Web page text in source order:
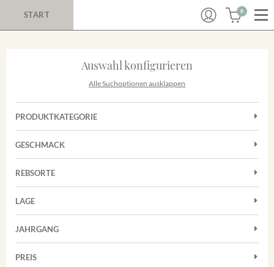
START 0
Auswahl konfigurieren
Alle Suchoptionen ausklappen
PRODUKTKATEGORIE
Cuvées
Rosé
Weißwein
GESCHMACK
Trocken
REBSORTE
Chardonnay
Grauburgunder
LAGE
Achkarrer Schlossberg
Vorderer Winklerberg
JAHRGANG
PREIS